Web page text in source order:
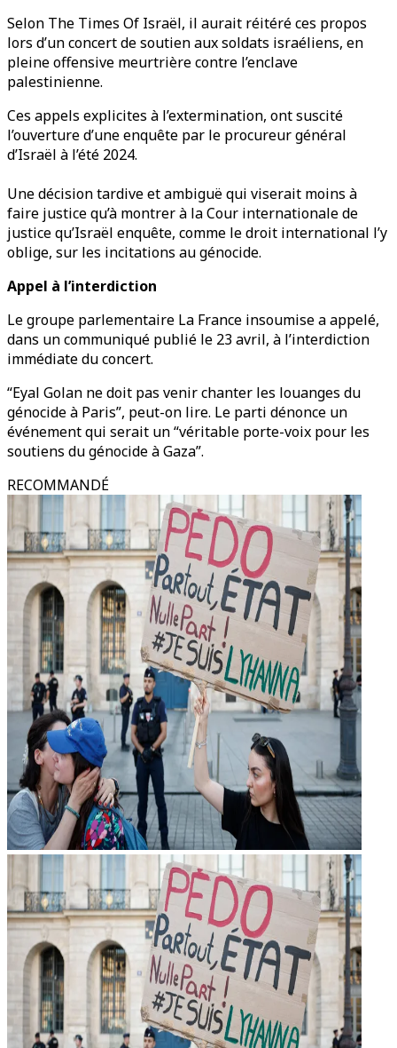
Selon The Times Of Israël, il aurait réitéré ces propos
lors d’un concert de soutien aux soldats israéliens, en
pleine offensive meurtrière contre l’enclave
palestinienne.
Ces appels explicites à l’extermination, ont suscité
l’ouverture d’une enquête par le procureur général
d’Israël à l’été 2024.
Une décision tardive et ambiguë qui viserait moins à
faire justice qu’à montrer à la Cour internationale de
justice qu’Israël enquête, comme le droit international l’y
oblige, sur les incitations au génocide.
Appel à l’interdiction
Le groupe parlementaire La France insoumise a appelé,
dans un communiqué publié le 23 avril, à l’interdiction
immédiate du concert.
“Eyal Golan ne doit pas venir chanter les louanges du
génocide à Paris”, peut-on lire. Le parti dénonce un
événement qui serait un “véritable porte-voix pour les
soutiens du génocide à Gaza”.
RECOMMANDÉ